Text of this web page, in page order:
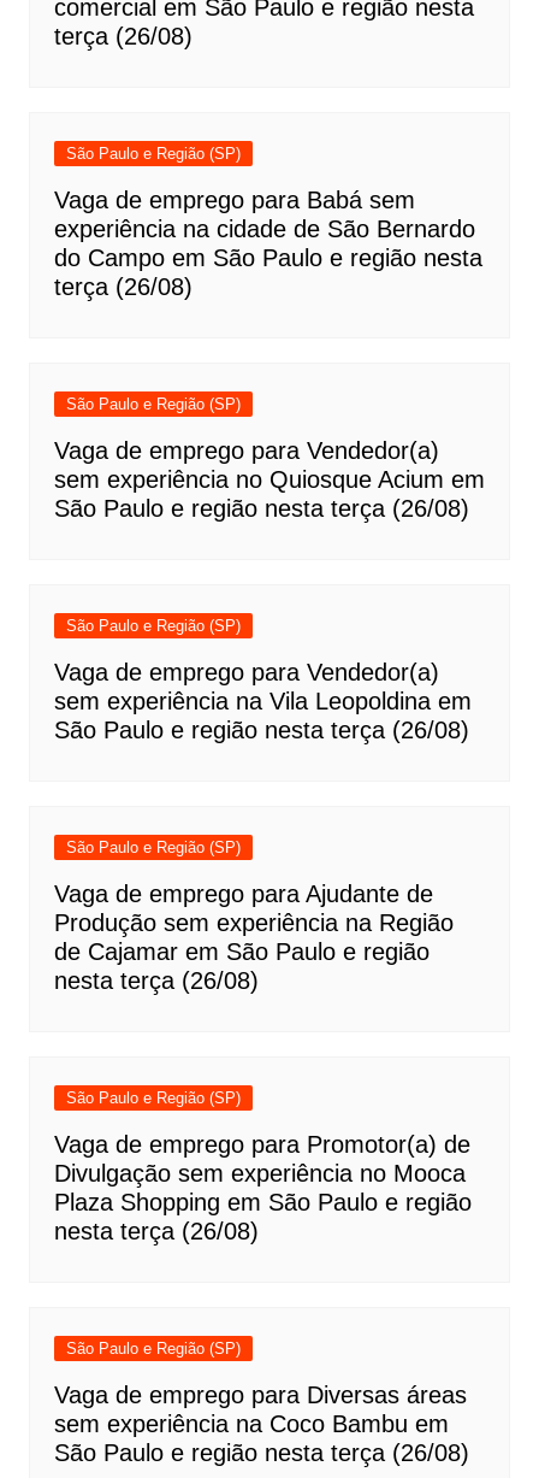
comercial em São Paulo e região nesta
terça (26/08)
São Paulo e Região (SP)
Vaga de emprego para Babá sem
experiência na cidade de São Bernardo
do Campo em São Paulo e região nesta
terça (26/08)
São Paulo e Região (SP)
Vaga de emprego para Vendedor(a)
sem experiência no Quiosque Acium em
São Paulo e região nesta terça (26/08)
São Paulo e Região (SP)
Vaga de emprego para Vendedor(a)
sem experiência na Vila Leopoldina em
São Paulo e região nesta terça (26/08)
São Paulo e Região (SP)
Vaga de emprego para Ajudante de
Produção sem experiência na Região
de Cajamar em São Paulo e região
nesta terça (26/08)
São Paulo e Região (SP)
Vaga de emprego para Promotor(a) de
Divulgação sem experiência no Mooca
Plaza Shopping em São Paulo e região
nesta terça (26/08)
São Paulo e Região (SP)
Vaga de emprego para Diversas áreas
sem experiência na Coco Bambu em
São Paulo e região nesta terça (26/08)